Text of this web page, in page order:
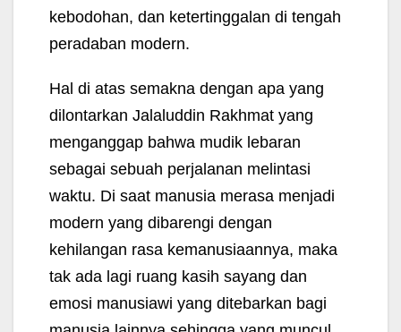
kebodohan, dan ketertinggalan di tengah
peradaban modern.
Hal di atas semakna dengan apa yang
dilontarkan Jalaluddin Rakhmat yang
menganggap bahwa mudik lebaran
sebagai sebuah perjalanan melintasi
waktu. Di saat manusia merasa menjadi
modern yang dibarengi dengan
kehilangan rasa kemanusiaannya, maka
tak ada lagi ruang kasih sayang dan
emosi manusiawi yang ditebarkan bagi